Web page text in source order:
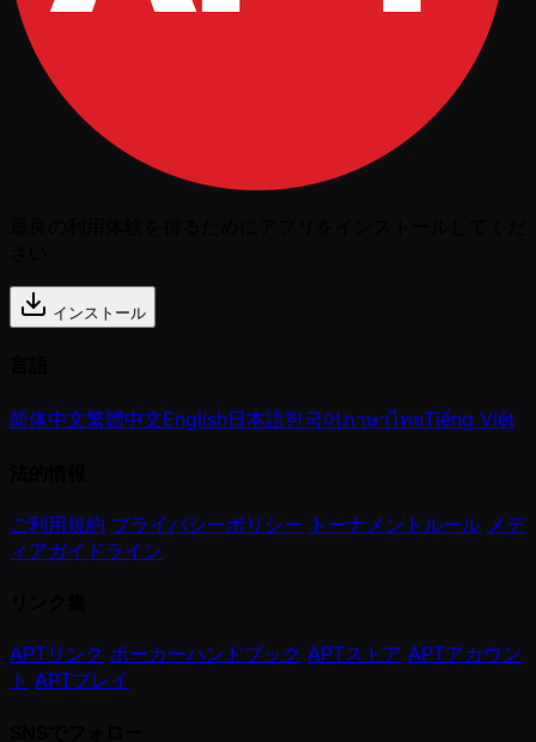
インストール
简体中文繁體中文English日本語한국어ภาษาไทยTiếng Việt
ご利用規約 プライバシーポリシー トーナメントルール メデ
ィアガイドライン
APTリンク ポーカーハンドブック APTストア APTアカウン
ト APTプレイ